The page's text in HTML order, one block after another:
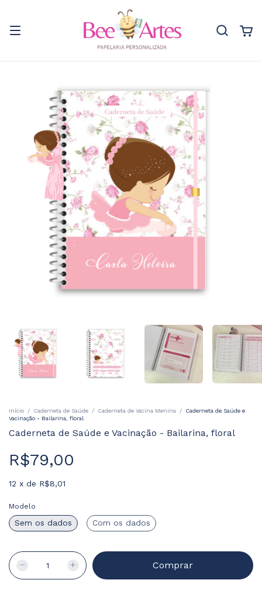
Início / Caderneta de Saúde / Caderneta de Vacina Menina /
Caderneta de Saúde e
Vacinação - Bailarina, floral
Caderneta de Saúde e Vacinação - Bailarina, floral
R$79,00
12 x de R$8,01
Modelo
Sem os dados Com os dados